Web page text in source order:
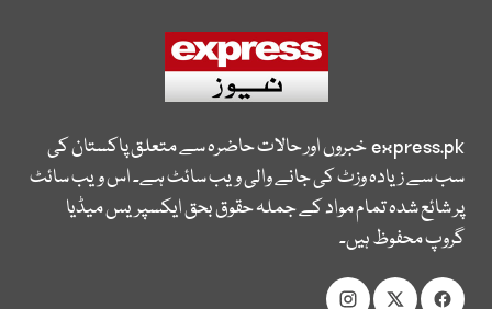
express.pkخبروں اور حالات حاضرہ سے متعلق پاکستان کی
سب سے زیادہ وزٹ کی جانے والی ویب سائٹ ہے۔ اس ویب سائٹ
پر شائع شدہ تمام مواد کے جملہ حقوق بحق ایکسپریس میڈیا
گروپ محفوظ ہیں۔